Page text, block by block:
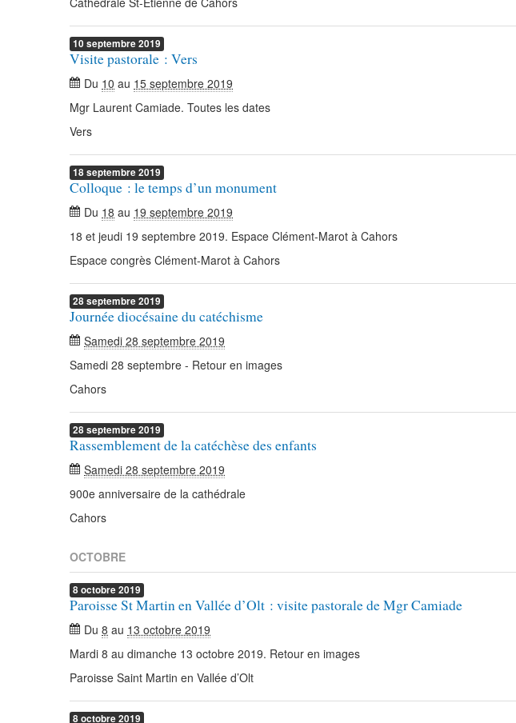
10 septembre2019
Visite pastorale : Vers
Du 10 au 15 septembre 2019
Mgr Laurent Camiade. Toutes les dates
Vers
18septembre2019
Colloque : le temps d’un monument
Du 18 au 19 septembre 2019
18 et jeudi 19 septembre 2019. Espace Clément-Marot à Cahors
Espace congrès Clément-Marot à Cahors
28septembre2019
Journée diocésaine du catéchisme
Samedi 28 septembre 2019
Samedi 28 septembre - Retour en images
Cahors
28septembre2019
Rassemblement de la catéchèse des enfants
Samedi 28 septembre 2019
900e anniversaire de la cathédrale
Cahors
OCTOBRE
8octobre2019
Paroisse St Martin en Vallée d’Olt : visite pastorale de Mgr Camiade
Du 8 au 13 octobre 2019
Mardi 8 au dimanche 13 octobre 2019. Retour en images
Paroisse Saint Martin en Vallée d’Olt
8octobre2019